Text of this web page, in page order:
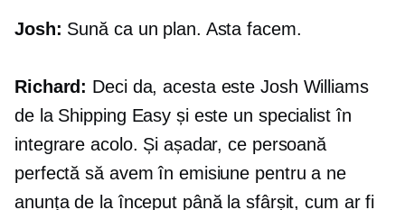
Josh: Sună ca un plan. Asta facem.
Richard: Deci da, acesta este Josh Williams
de la Shipping Easy și este un specialist în
integrare acolo. Și așadar, ce persoană
perfectă să avem în emisiune pentru a ne
anunța de la început până la sfârșit, cum ar fi